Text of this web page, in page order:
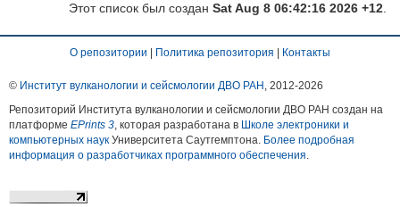
Этот список был создан Sat Aug 8 06:42:16 2026 +12
О репозитории Политика репозитория Контакты
© Институт вулканологии и сейсмологии ДВО РАН , 2012-2026
Репозиторий Института вулканологии и сейсмологии ДВО РАН создан на
платформе EPrints 3, которая разработана в Школе электроники и
компьютерных наук Университета Саутгемптона. Более подробная
информация о разработчиках программного обеспечения.